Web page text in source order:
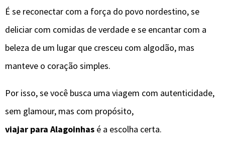
É se reconectar com a força do povo nordestino, se
deliciar com comidas de verdade e se encantar com a
beleza de um lugar que cresceu com algodão, mas
manteve o coração simples.
Por isso, se você busca uma viagem com autenticidade,
sem glamour, mas com propósito,
viajar para Alagoinhas é a escolha certa.